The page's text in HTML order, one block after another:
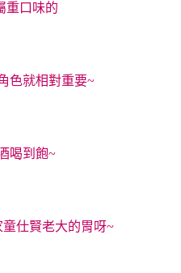
重口味的
色就相對重要~
喝到飽~
仕賢老大的胃呀~